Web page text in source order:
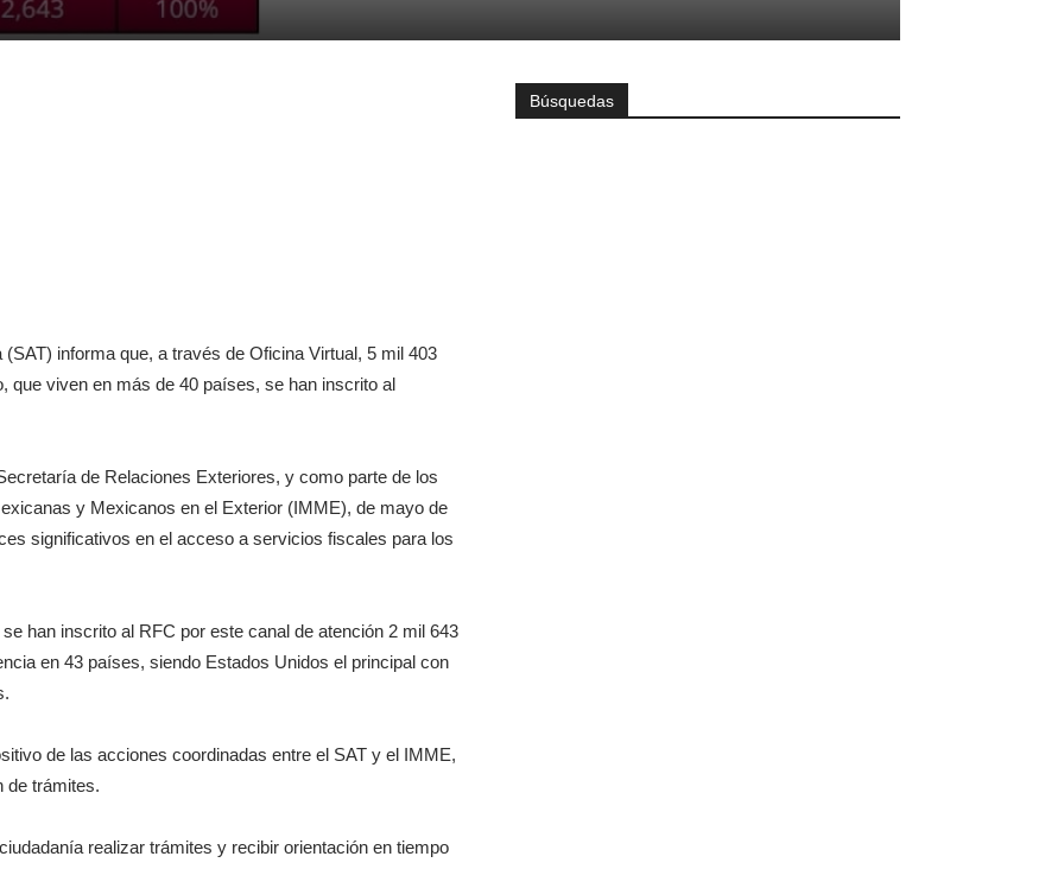
informa que, a través de Oficina Virtual, 5 mil 403
que viven en más de 40 países, se han inscrito al
de Relaciones Exteriores, y como parte de los
y Mexicanos en el Exterior (IMME), de mayo de
significativos en el acceso a servicios fiscales para los
han inscrito al RFC por este canal de atención 2 mil 643
en 43 países, siendo Estados Unidos el principal con
de las acciones coordinadas entre el SAT y el IMME,
de trámites.
realizar trámites y recibir orientación en tiempo
Búsquedas